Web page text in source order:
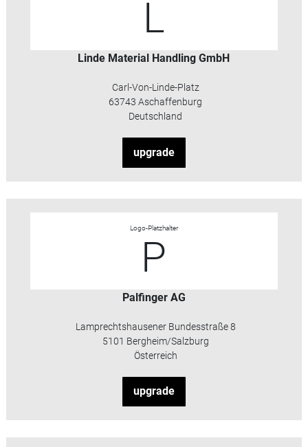
L
Linde Material Handling GmbH
Carl-Von-Linde-Platz
63743 Aschaffenburg
Deutschland
upgrade
Logo-Platzhalter
P
Palfinger AG
Lamprechtshausener Bundesstraße 8
5101 Bergheim/Salzburg
Österreich
upgrade